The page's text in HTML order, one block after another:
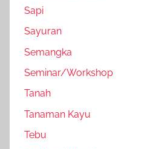
Sapi
Sayuran
Semangka
Seminar/Workshop
Tanah
Tanaman Kayu
Tebu